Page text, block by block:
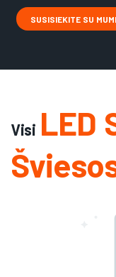
SUSISIEKITE SU
Visi LED